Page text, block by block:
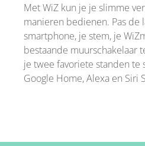
Met WiZ kun je je slimme
manieren bedienen. Pas de
smartphone, je stem, je
bestaande muurschakelaar
je twee favoriete standen te
Google Home, Alexa en Siri